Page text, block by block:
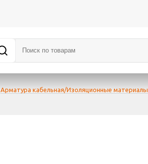
Арматура кабельная/Изоляционные материалы